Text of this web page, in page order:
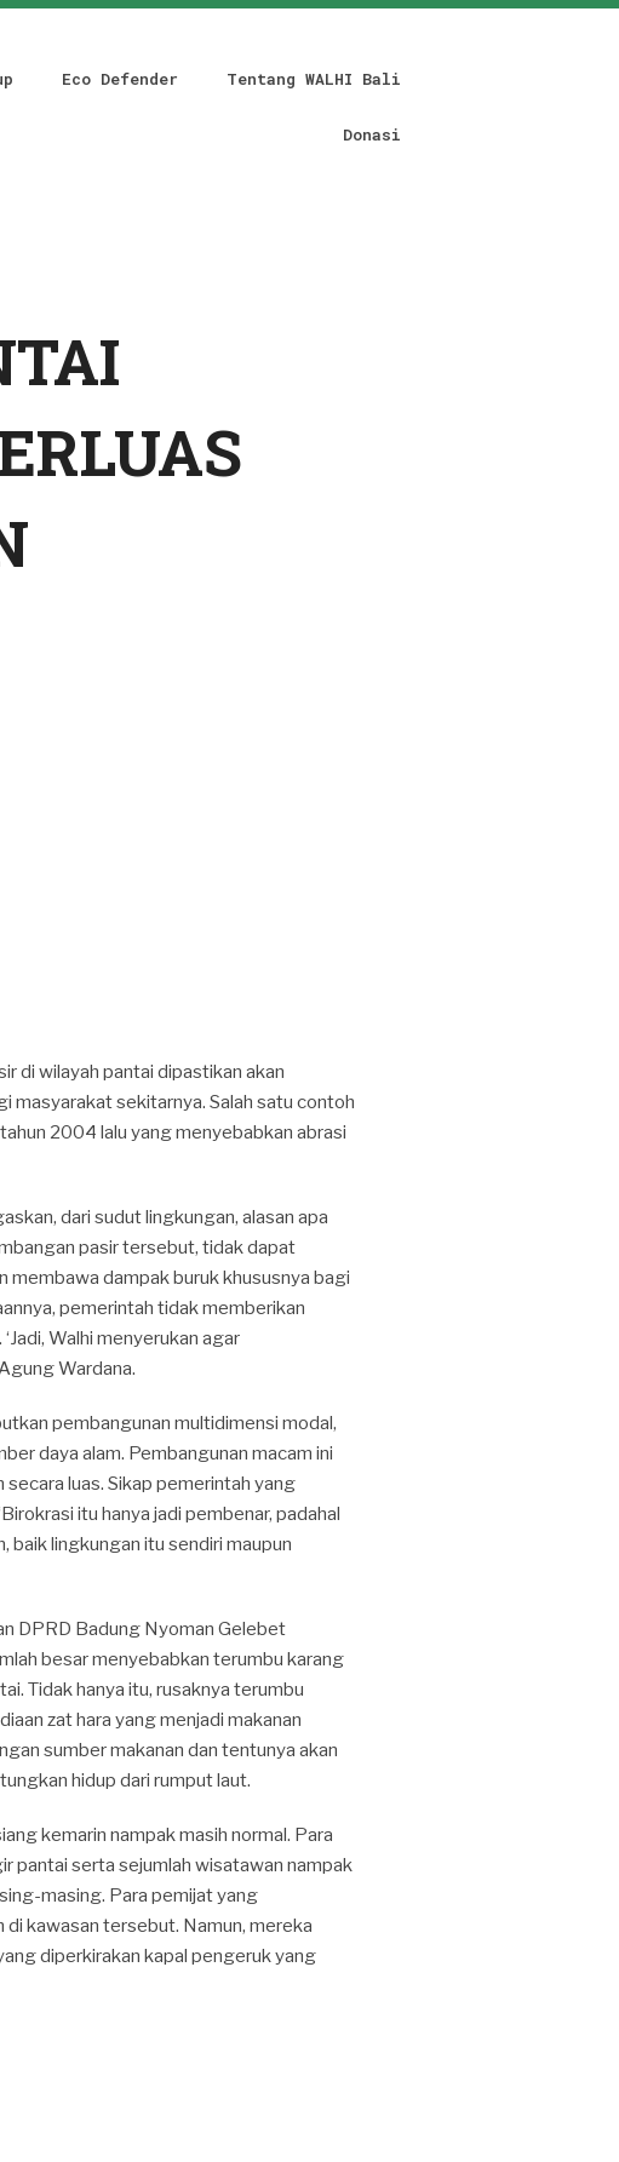
Eco Defender Tentang WALHI Bali
Donasi
di wilayah pantai dipastikan akan
masyarakat sekitarnya. Salah satu contoh
2004 lalu yang menyebabkan abrasi
dari sudut lingkungan, alasan apa
pasir tersebut, tidak dapat
membawa dampak buruk khususnya bagi
pemerintah tidak memberikan
Walhi menyerukan agar
Wardana.
pembangunan multidimensi modal,
daya alam. Pembangunan macam ini
luas. Sikap pemerintah yang
itu hanya jadi pembenar, padahal
baik lingkungan itu sendiri maupun
DPRD Badung Nyoman Gelebet
besar menyebabkan terumbu karang
Tidak hanya itu, rusaknya terumbu
zat hara yang menjadi makanan
sumber makanan dan tentunya akan
hidup dari rumput laut.
kemarin nampak masih normal. Para
pantai serta sejumlah wisatawan nampak
masing. Para pemijat yang
kawasan tersebut. Namun, mereka
diperkirakan kapal pengeruk yang